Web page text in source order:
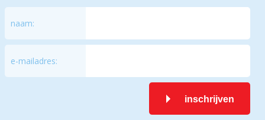
naam:
e-mailadres:
inschrijven